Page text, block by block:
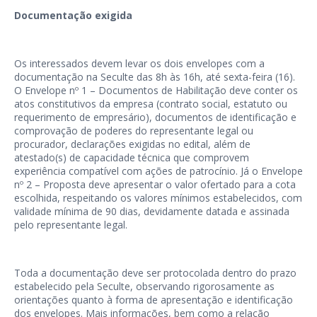
Documentação exigida
Os interessados devem levar os dois envelopes com a
documentação na Seculte das 8h às 16h, até sexta-feira (16).
O Envelope nº 1 – Documentos de Habilitação deve conter os
atos constitutivos da empresa (contrato social, estatuto ou
requerimento de empresário), documentos de identificação e
comprovação de poderes do representante legal ou
procurador, declarações exigidas no edital, além de
atestado(s) de capacidade técnica que comprovem
experiência compatível com ações de patrocínio. Já o Envelope
nº 2 – Proposta deve apresentar o valor ofertado para a cota
escolhida, respeitando os valores mínimos estabelecidos, com
validade mínima de 90 dias, devidamente datada e assinada
pelo representante legal.
Toda a documentação deve ser protocolada dentro do prazo
estabelecido pela Seculte, observando rigorosamente as
orientações quanto à forma de apresentação e identificação
dos envelopes. Mais informações, bem como a relação